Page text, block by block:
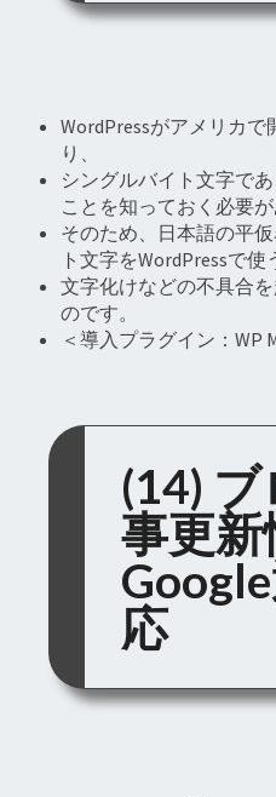
WordPressがアメリカ
り、
シングルバイト文字で
ことを知っておく必要が
そのため、日本語の平
ト文字をWordPressで使
文字化けなどの不具合
のです。
＜導入プラグイン：WP
(14)
事更
応